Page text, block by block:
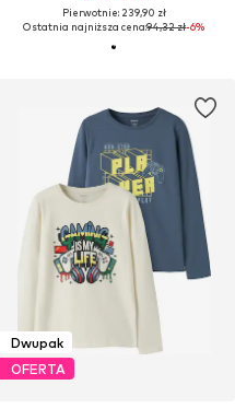
Pierwotnie: 239,90 zł
Ostatnia najniższa cena:94,32 zł-6%
Dwupak
OFERTA